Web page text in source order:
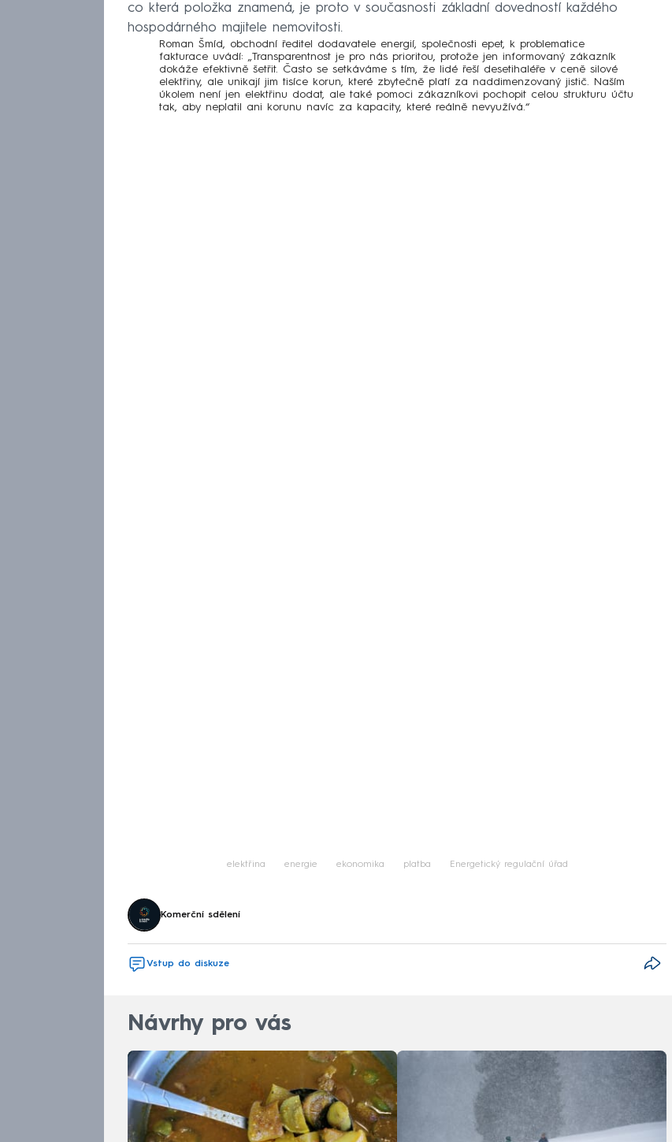
co která položka znamená, je proto v současnosti základní dovedností každého
hospodárného majitele nemovitosti.
Roman Šmíd, obchodní ředitel dodavatele energií, společnosti epet, k problematice
fakturace uvádí: „Transparentnost je pro nás prioritou, protože jen informovaný zákazník
dokáže efektivně šetřit. Často se setkáváme s tím, že lidé řeší desetihaléře v ceně silové
elektřiny, ale unikají jim tisíce korun, které zbytečně platí za naddimenzovaný jistič. Naším
úkolem není jen elektřinu dodat, ale také pomoci zákazníkovi pochopit celou strukturu účtu
tak, aby neplatil ani korunu navíc za kapacity, které reálně nevyužívá.“
elektřina energie ekonomika platba Energetický regulační úřad
Komerční sdělení
Vstup do diskuze
Návrhy pro vás